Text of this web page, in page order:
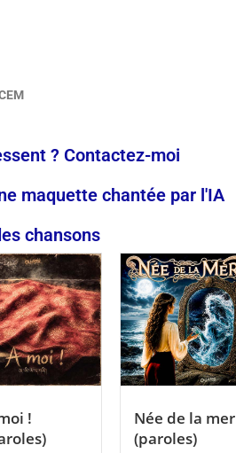
? Contactez-moi
maquette chantée par l'IA
chansons
!
Née de la mer
(paroles)